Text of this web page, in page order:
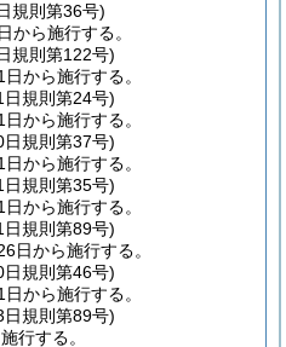
規則第36号)
から施行する。
規則第122号)
から施行する。
日規則第24号)
から施行する。
日規則第37号)
から施行する。
日規則第35号)
から施行する。
日規則第89号)
日から施行する。
日規則第46号)
から施行する。
日規則第89号)
行する。